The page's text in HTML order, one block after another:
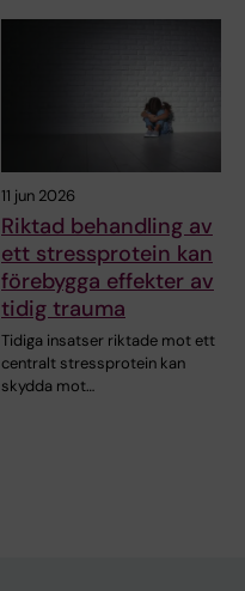
11 jun 2026
Riktad behandling av
ett stressprotein kan
förebygga effekter av
tidig trauma
Tidiga insatser riktade mot ett
centralt stressprotein kan
skydda mot…